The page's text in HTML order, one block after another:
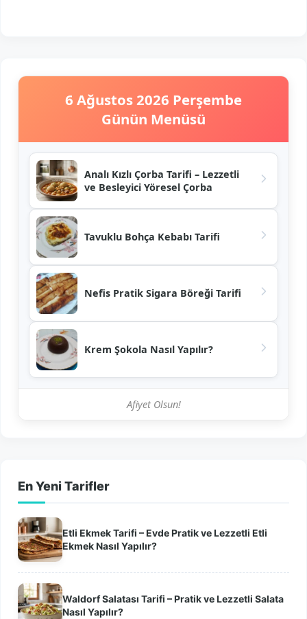
6 Ağustos 2026 Perşembe
Günün Menüsü
Analı Kızlı Çorba Tarifi – Lezzetli
ve Besleyici Yöresel Çorba
Tavuklu Bohça Kebabı Tarifi
Nefis Pratik Sigara Böreği Tarifi
Krem Şokola Nasıl Yapılır?
Afiyet Olsun!
En Yeni Tarifler
Etli Ekmek Tarifi – Evde Pratik ve Lezzetli Etli
Ekmek Nasıl Yapılır?
Waldorf Salatası Tarifi – Pratik ve Lezzetli Salata
Nasıl Yapılır?